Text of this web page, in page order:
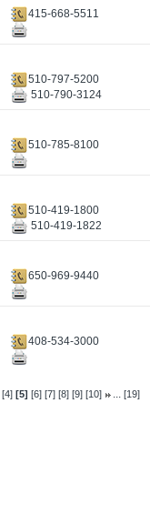
415-668-5511
510-797-5200
510-790-3124
510-785-8100
510-419-1800
510-419-1822
650-969-9440
408-534-3000
[4] [5] [6] [7] [8] [9] [10] ...[19]